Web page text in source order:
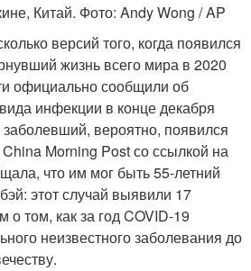
Китай. Фото: Andy Wong / AP
версий того, когда появился
жизнь всего мира в 2020
официально сообщили об
инфекции в конце декабря
вероятно, появился
Morning Post со ссылкой на
что им мог быть 55-летний
этот случай выявили 17
о том, как за год COVID-19
неизвестного заболевания до